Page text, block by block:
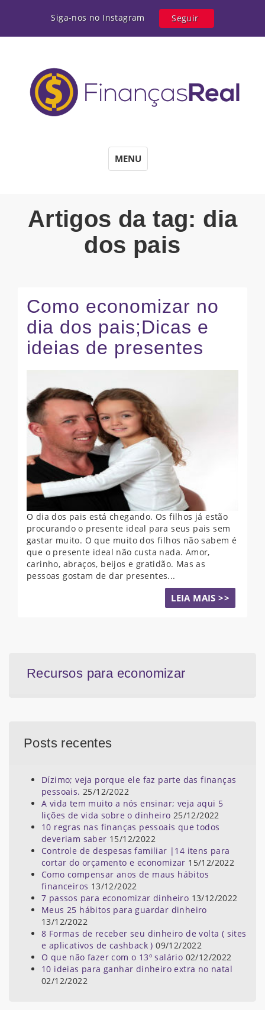
Siga-nos no Instagram Seguir
MENU
Artigos da tag: dia
dos pais
Como economizar no
dia dos pais;Dicas e
ideias de presentes
O dia dos pais está chegando. Os filhos já estão
procurando o presente ideal para seus pais sem
gastar muito. O que muito dos filhos não sabem é
que o presente ideal não custa nada. Amor,
carinho, abraços, beijos e gratidão. Mas as
pessoas gostam de dar presentes...
LEIA MAIS >>
Recursos para economizar
Posts recentes
Dízimo; veja porque ele faz parte das finanças
pessoais. 25/12/2022
A vida tem muito a nós ensinar; veja aqui 5
lições de vida sobre o dinheiro 25/12/2022
10 regras nas finanças pessoais que todos
deveriam saber 15/12/2022
Controle de despesas familiar |14 itens para
cortar do orçamento e economizar 15/12/2022
Como compensar anos de maus hábitos
financeiros 13/12/2022
7 passos para economizar dinheiro 13/12/2022
Meus 25 hábitos para guardar dinheiro
13/12/2022
8 Formas de receber seu dinheiro de volta ( sites
e aplicativos de cashback ) 09/12/2022
O que não fazer com o 13º salário 02/12/2022
10 ideias para ganhar dinheiro extra no natal
02/12/2022